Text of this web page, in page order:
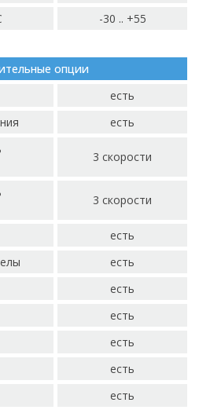
-30 .. +55
опции
есть
есть
3 скорости
3 скорости
есть
есть
есть
есть
есть
есть
есть